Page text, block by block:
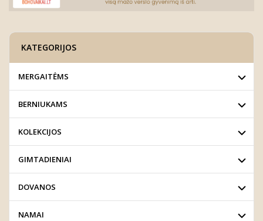
KATEGORIJOS
MERGAITĖMS
BERNIUKAMS
KOLEKCIJOS
GIMTADIENIAI
DOVANOS
NAMAI